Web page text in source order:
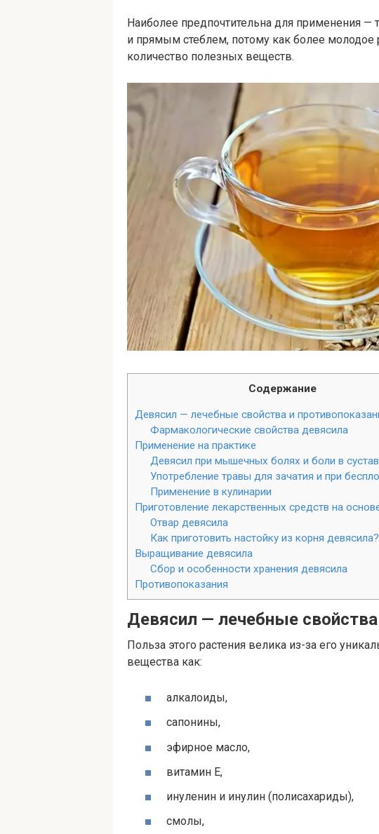
Наиболее предпочтительна для применения —
и прямым стеблем, потому как более молодое
количество полезных веществ.
Содержание
Девясил — лечебные свойства и
Фармакологические свойства девясила
Применение на практике
Девясил при мышечных болях и боли в
Употребление травы для зачатия и при
Применение в кулинарии
Приготовление лекарственных средств на
Отвар девясила
Как приготовить настойку из корня девясила?
Выращивание девясила
Сбор и особенности хранения девясила
Противопоказания
Девясил — лечебные свойства
Польза этого растения велика из-за его
вещества как:
алкалоиды,
сапонины,
эфирное масло,
витамин Е,
инуленин и инулин (полисахариды),
смолы,